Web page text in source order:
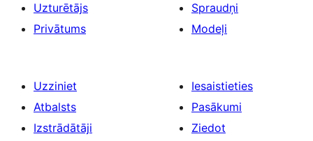
Uzturētājs
Privātums
Spraudņi
Modeļi
Uzziniet
Atbalsts
Izstrādātāji
Iesaistieties
Pasākumi
Ziedot